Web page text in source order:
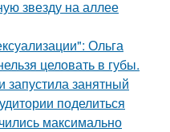
звезду на аллее
Ольга
целовать в губы.
запустила занятный
поделиться
максимально